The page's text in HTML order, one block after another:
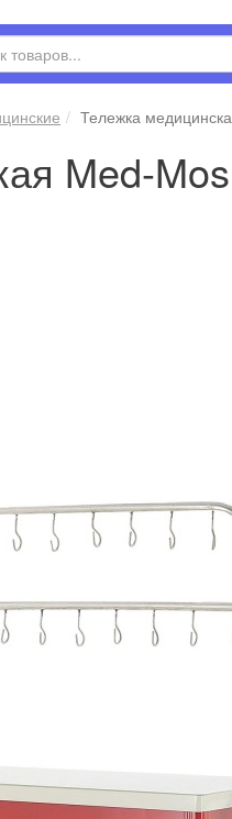
Тележка
Med-